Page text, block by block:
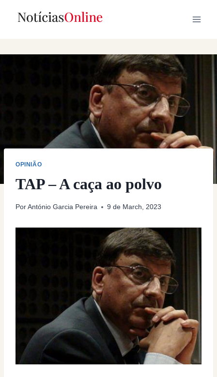
OPINIÃO
TAP – A caça ao polvo
Por António Garcia Pereira 9 de March, 2023